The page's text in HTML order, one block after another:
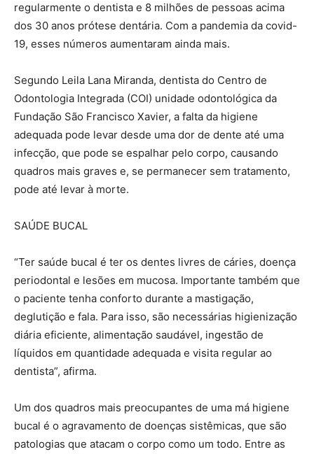
regularmente o dentista e 8 milhões de pessoas acima
dos 30 anos prótese dentária. Com a pandemia da covid-
19, esses números aumentaram ainda mais.
Segundo Leila Lana Miranda, dentista do Centro de
Odontologia Integrada (COI) unidade odontológica da
Fundação São Francisco Xavier, a falta da higiene
adequada pode levar desde uma dor de dente até uma
infecção, que pode se espalhar pelo corpo, causando
quadros mais graves e, se permanecer sem tratamento,
pode até levar à morte.
SAÚDE BUCAL
“Ter saúde bucal é ter os dentes livres de cáries, doença
periodontal e lesões em mucosa. Importante também que
o paciente tenha conforto durante a mastigação,
deglutição e fala. Para isso, são necessárias higienização
diária eficiente, alimentação saudável, ingestão de
líquidos em quantidade adequada e visita regular ao
dentista”, afirma.
Um dos quadros mais preocupantes de uma má higiene
bucal é o agravamento de doenças sistêmicas, que são
patologias que atacam o corpo como um todo. Entre as